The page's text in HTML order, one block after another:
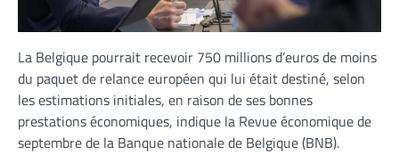
La Belgique pourrait recevoir 750 millions d’euros de moins
du paquet de relance européen qui lui était destiné, selon
les estimations initiales, en raison de ses bonnes
prestations économiques, indique la Revue économique de
septembre de la Banque nationale de Belgique (BNB).